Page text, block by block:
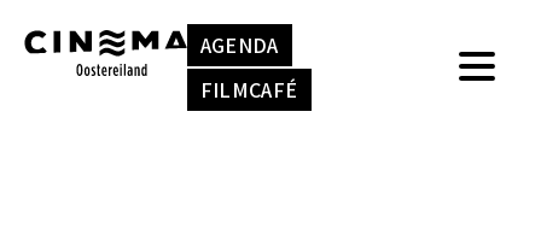
AGENDA
FILMCAFÉ
k